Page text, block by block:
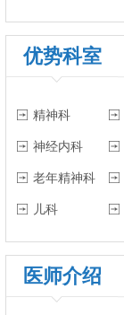
优势科室
精神科
神经内科
老年精神科
儿科
医师介绍